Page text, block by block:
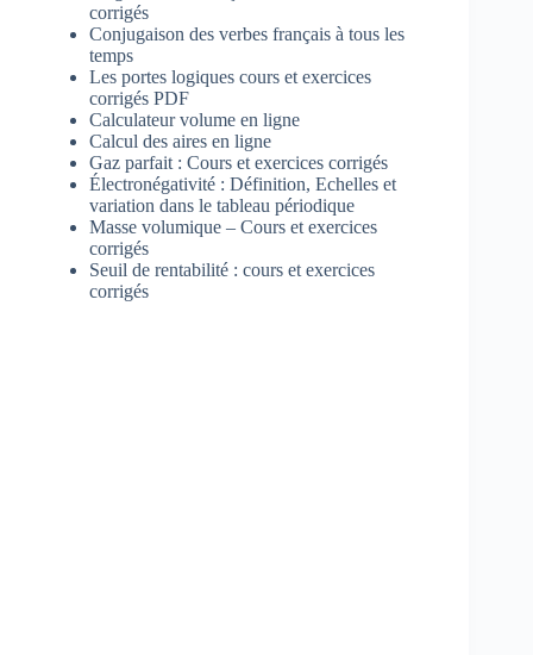
corrigés
Conjugaison des verbes français à tous les
temps
Les portes logiques cours et exercices
corrigés PDF
Calculateur volume en ligne
Calcul des aires en ligne
Gaz parfait : Cours et exercices corrigés
Électronégativité : Définition, Echelles et
variation dans le tableau périodique
Masse volumique – Cours et exercices
corrigés
Seuil de rentabilité : cours et exercices
corrigés